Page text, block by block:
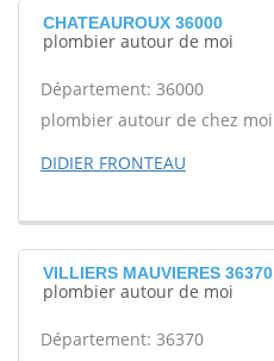
CHATEAUROUX 36000
plombier autour de moi
Département: 36000
plombier autour de chez moi
DIDIER FRONTEAU
VILLIERS MAUVIERES 36370
plombier autour de moi
Département: 36370